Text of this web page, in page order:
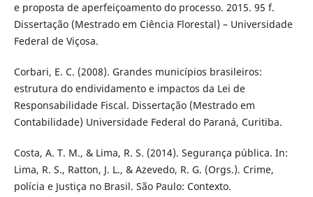
e proposta de aperfeiçoamento do processo. 2015. 95 f.
Dissertação (Mestrado em Ciência Florestal) – Universidade
Federal de Viçosa.
Corbari, E. C. (2008). Grandes municípios brasileiros:
estrutura do endividamento e impactos da Lei de
Responsabilidade Fiscal. Dissertação (Mestrado em
Contabilidade) Universidade Federal do Paraná, Curitiba.
Costa, A. T. M., & Lima, R. S. (2014). Segurança pública. In:
Lima, R. S., Ratton, J. L., & Azevedo, R. G. (Orgs.). Crime,
polícia e Justiça no Brasil. São Paulo: Contexto.